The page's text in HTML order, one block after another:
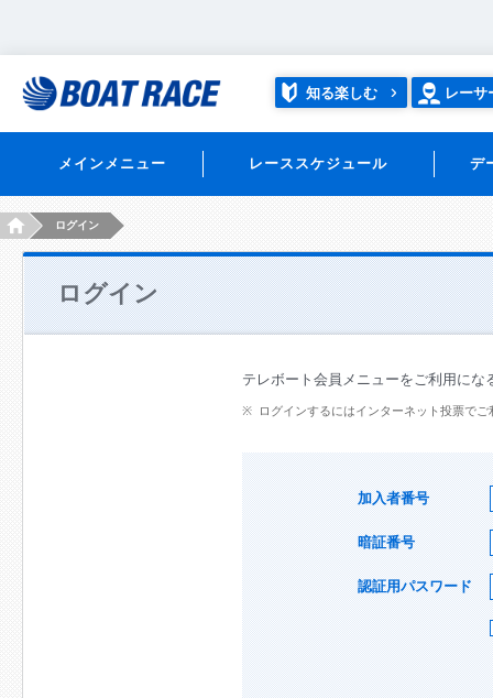
知る楽しむ レーサ
メインメニュー レーススケジュール デ
HOMEログイン
ログイン
テレボート会員メニューをご利用にな
ログインするにはインターネット投票で
加入者番号
暗証番号
認証用パスワード